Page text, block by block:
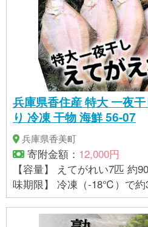
兵庫県香住産 特大 一夜
り 冷凍 干物 海鮮 56-07
兵庫県香美町
寄附金額： 12,000円
【容量】 えてがれい7匹 約
味期限】 冷凍（-18℃）で約